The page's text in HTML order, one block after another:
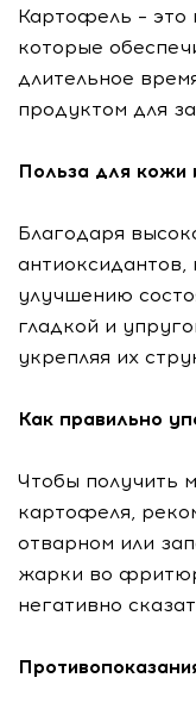
Картофель – это
которые
длительное
продуктом для
Польза для кожи
Благодаря
улучшению
гладкой и
укрепляя их
Как правильно
Чтобы получить
картофеля,
отварном или
жарки во
негативно